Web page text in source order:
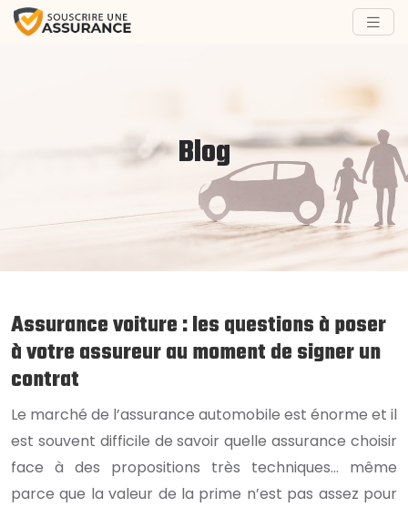
Blog
Assurance voiture : les questions à poser
à votre assureur au moment de signer un
contrat
Le marché de l’assurance automobile est énorme et il
est souvent difficile de savoir quelle assurance choisir
face à des propositions très techniques… même
parce que la valeur de la prime n’est pas assez pour